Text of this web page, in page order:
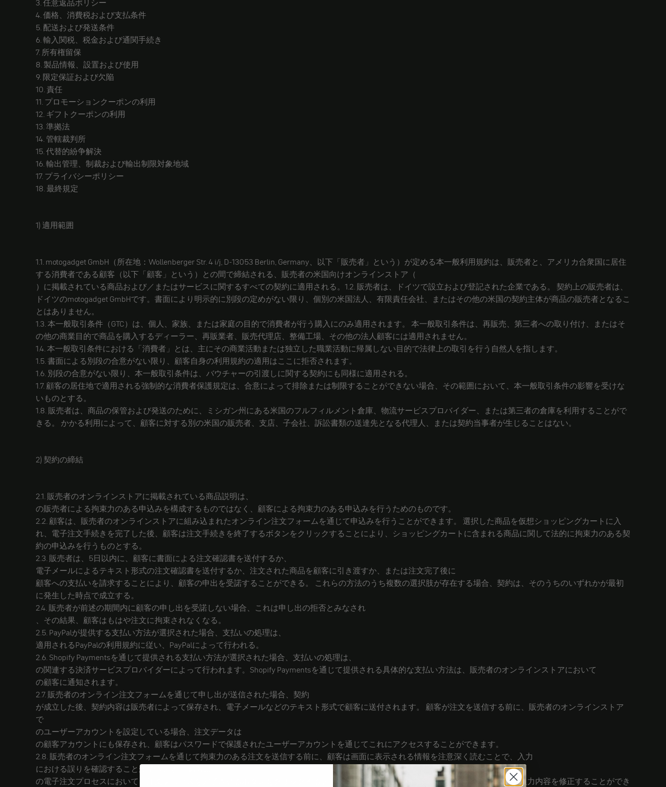
3. 任意返品ポリシー
4. 価格、消費税および支払条件
5. 配送および発送条件
6. 輸入関税、税金および通関手続き
7. 所有権留保
8. 製品情報、設置および使用
9. 限定保証および欠陥
10. 責任
11. プロモーションクーポンの利用
12. ギフトクーポンの利用
13. 準拠法
14. 管轄裁判所
15. 代替的紛争解決
16. 輸出管理、制裁および輸出制限対象地域
17. プライバシーポリシー
18. 最終規定
1) 適用範囲
1.1. motogadget GmbH（所在地：Wollenberger Str. 4 i/j, D-13053 Berlin, Germany、以下「販売者」という）が定める本一般利用規約は、販売者と、アメリカ合衆国に居住
する消費者である顧客（以下「顧客」という）との間で締結される、販売者の米国向けオンラインストア（
）に掲載されている商品および／またはサービスに関するすべての契約に適用される。1.2. 販売者は、ドイツで設立および登記された企業である。 契約上の販売者は、
ドイツのmotogadget GmbHです。書面により明示的に別段の定めがない限り、個別の米国法人、有限責任会社、またはその他の米国の契約主体が商品の販売者となるこ
とはありません。
1.3. 本一般取引条件（GTC）は、個人、家族、または家庭の目的で消費者が行う購入にのみ適用されます。 本一般取引条件は、再販売、第三者への取り付け、またはそ
の他の商業目的で商品を購入するディーラー、再販業者、販売代理店、整備工場、その他の法人顧客には適用されません。
1.4. 本一般取引条件における「消費者」とは、主にその商業活動または独立した職業活動に帰属しない目的で法律上の取引を行う自然人を指します。
1.5. 書面による別段の合意がない限り、顧客自身の利用規約の適用はここに拒否されます。
1.6. 別段の合意がない限り、本一般取引条件は、バウチャーの引渡しに関する契約にも同様に適用される。
1.7. 顧客の居住地で適用される強制的な消費者保護規定は、合意によって排除または制限することができない場合、その範囲において、本一般取引条件の影響を受けな
いものとする。
1.8. 販売者は、商品の保管および発送のために、ミシガン州にある米国のフルフィルメント倉庫、物流サービスプロバイダー、または第三者の倉庫を利用することがで
きる。 かかる利用によって、顧客に対する別の米国の販売者、支店、子会社、訴訟書類の送達先となる代理人、または契約当事者が生じることはない。
2) 契約の締結
2.1. 販売者のオンラインストアに掲載されている商品説明は、
の販売者による拘束力のある申込みを構成するものではなく、顧客による拘束力のある申込みを行うためのものです。
2.2. 顧客は、販売者のオンラインストアに組み込まれたオンライン注文フォームを通じて申込みを行うことができます。 選択した商品を仮想ショッピングカートに入
れ、電子注文手続きを完了した後、顧客は注文手続きを終了するボタンをクリックすることにより、ショッピングカートに含まれる商品に関して法的に拘束力のある契
約の申込みを行うものとする。
2.3. 販売者は、5日以内に、顧客に書面による注文確認書を送付するか、
電子メールによるテキスト形式の注文確認書を送付するか、注文された商品を顧客に引き渡すか、または注文完了後に
顧客への支払いを請求することにより、顧客の申出を受諾することができる。 これらの方法のうち複数の選択肢が存在する場合、契約は、そのうちのいずれかが最初
に発生した時点で成立する。
2.4. 販売者が前述の期間内に顧客の申し出を受諾しない場合、これは申し出の拒否とみなされ
、その結果、顧客はもはや注文に拘束されなくなる。
2.5. PayPalが提供する支払い方法が選択された場合、支払いの処理は、
適用されるPayPalの利用規約に従い、PayPalによって行われる。
2.6. Shopify Paymentsを通じて提供される支払い方法が選択された場合、支払いの処理は、
の関連する決済サービスプロバイダーによって行われます。Shopify Paymentsを通じて提供される具体的な支払い方法は、販売者のオンラインストアにおいて
の顧客に通知されます。
2.7. 販売者のオンライン注文フォームを通じて申し出が送信された場合、契約
が成立した後、契約内容は販売者によって保存され、電子メールなどのテキスト形式で顧客に送付されます。 顧客が注文を送信する前に、販売者のオンラインストア
で
のユーザーアカウントを設定している場合、注文データは
の顧客アカウントにも保存され、顧客はパスワードで保護されたユーザーアカウントを通じてこれにアクセスすることができます。
2.8. 販売者のオンライン注文フォームを通じて拘束力のある注文を送信する前に、顧客は画面に表示される情報を注意深く読むことで、入力
における誤りを確認することができます。 顧客は、
の電子注文プロセスにおいて、注文プロセスを完了させるボタンをクリックするまでは、通常のキーボードおよびマウス機能を使用して入力内容を修正することができ